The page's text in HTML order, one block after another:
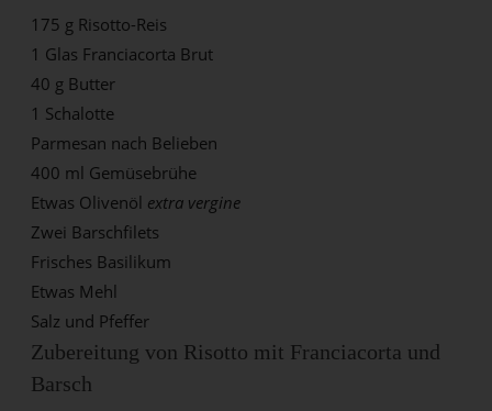
175 g Risotto-Reis
1 Glas Franciacorta Brut
40 g Butter
1 Schalotte
Parmesan nach Belieben
400 ml Gemüsebrühe
Etwas Olivenöl extra vergine
Zwei Barschfilets
Frisches Basilikum
Etwas Mehl
Salz und Pfeffer
Zubereitung von Risotto mit Franciacorta und
Barsch